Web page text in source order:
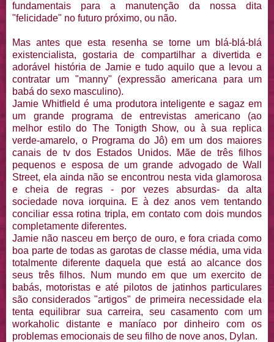
fundamentais para a manutenção da nossa dita
"felicidade" no futuro próximo, ou não.
Mas antes que esta resenha se torne um blá-blá-blá
existencialista, gostaria de compartilhar a divertida e
adorável história de Jamie e tudo aquilo que a levou a
contratar um "manny" (expressão americana para um
babá do sexo masculino).
Jamie Whitfield é uma produtora inteligente e sagaz em
um grande programa de entrevistas americano (ao
melhor estilo do The Tonigth Show, ou à sua replica
verde-amarelo, o Programa do Jô) em um dos maiores
canais de tv dos Estados Unidos. Mãe de três filhos
pequenos e esposa de um grande advogado de Wall
Street, ela ainda não se encontrou nesta vida glamorosa
e cheia de regras - por vezes absurdas- da alta
sociedade nova iorquina. E à dez anos vem tentando
conciliar essa rotina tripla, em contato com dois mundos
completamente diferentes.
Jamie não nasceu em berço de ouro, e fora criada como
boa parte de todas as garotas de classe média, uma vida
totalmente diferente daquela que está ao alcance dos
seus três filhos. Num mundo em que um exercito de
babás, motoristas e até pilotos de jatinhos particulares
são considerados "artigos" de primeira necessidade ela
tenta equilibrar sua carreira, seu casamento com um
workaholic distante e maníaco por dinheiro com os
problemas emocionais de seu filho de nove anos, Dylan.